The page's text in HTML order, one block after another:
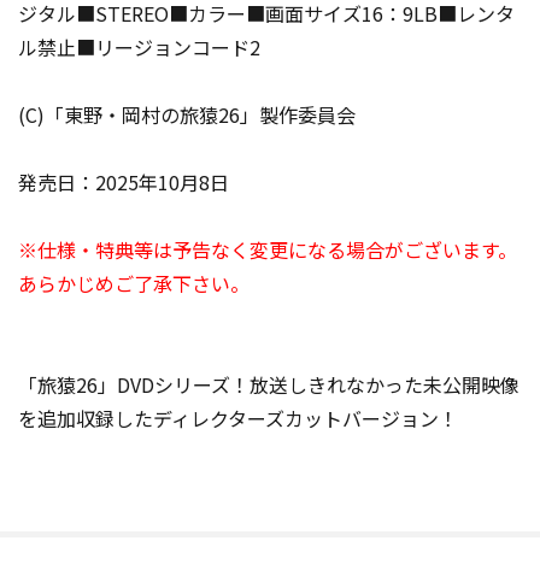
ジタル■STEREO■カラー■画面サイズ16：9LB■レンタ
ル禁止■リージョンコード2
(C)「東野・岡村の旅猿26」製作委員会
発売日：2025年10月8日
※仕様・特典等は予告なく変更になる場合がございます。
あらかじめご了承下さい。
「旅猿26」DVDシリーズ！放送しきれなかった未公開映像
を追加収録したディレクターズカットバージョン！